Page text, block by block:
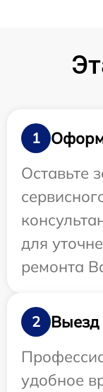
1
Оставьте
для
ремонта
2
Выезд
удобное